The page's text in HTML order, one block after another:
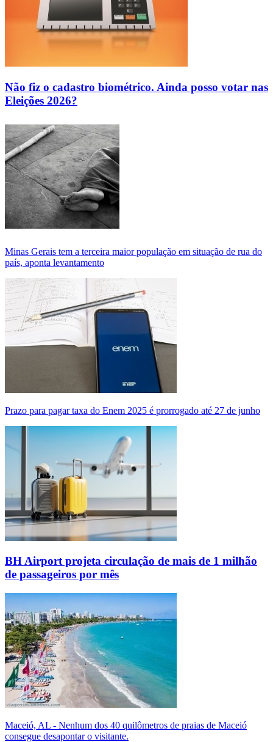
Não fiz o cadastro biométrico. Ainda posso votar nas
Eleições 2026?
Minas Gerais tem a terceira maior população em situação de rua do
país, aponta levantamento
Prazo para pagar taxa do Enem 2025 é prorrogado até 27 de junho
BH Airport projeta circulação de mais de 1 milhão
de passageiros por mês
Maceió, AL - Nenhum dos 40 quilômetros de praias de Maceió
consegue desapontar o visitante.